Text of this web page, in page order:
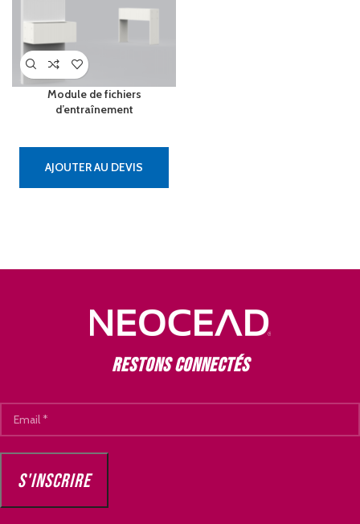
Module de fichiers
d’entraînement
AJOUTER AU DEVIS
Restons connectés